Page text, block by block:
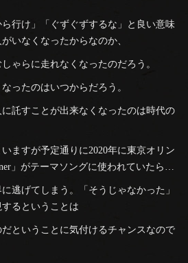
ら行け」「ぐずぐずするな」と良い意味
いなくなったからなのか、
ゃらに走れなくなったのだろう。
ったのはいつからだろう。
に託すことが出来なくなったのは時代の
ますが予定通りに2020年に東京オリン
」がテーマソングに使われていたら…
逃げてしまう。「そうじゃなかった」
るということは
ということに気付けるチャンスなので